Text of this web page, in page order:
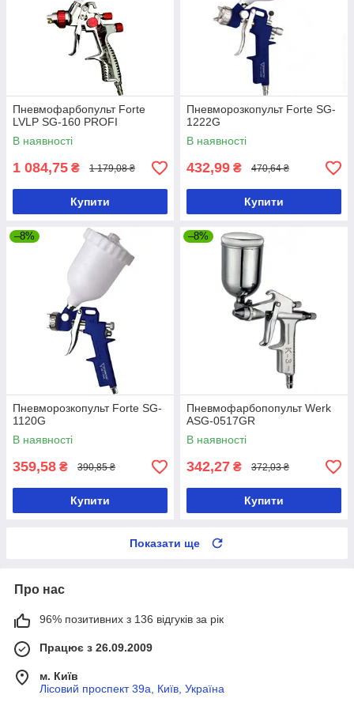
Пневмофарбопульт Forte
LVLP SG-160 PROFI
В наявності
1 084,75 ₴ 1 179,08 ₴
Купити
Пневморозкопульт Forte SG-
1222G
В наявності
432,99 ₴ 470,64 ₴
Купити
–8%
Пневморозкопульт Forte SG-
1120G
В наявності
359,58 ₴ 390,85 ₴
Купити
–8%
Пневмофарбопопульт Werk
ASG-0517GR
В наявності
342,27 ₴ 372,03 ₴
Купити
Показати ще
Про нас
96% позитивних з 136 відгуків за рік
Працює з 26.09.2009
м. Київ
Лісовий проспект 39а, Київ, Україна